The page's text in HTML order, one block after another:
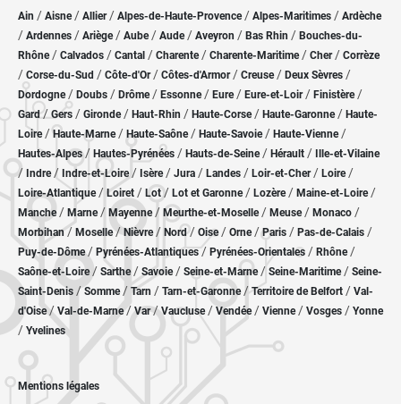
Ain / Aisne/ Allier/ Alpes-de-Haute-Provence / Alpes-Maritimes / Ardèche
/ Ardennes / Ariège/ Aube/ Aude / Aveyron / Bas Rhin / Bouches-du-
Rhône/ Calvados / Cantal / Charente / Charente-Maritime/ Cher / Corrèze
/ Corse-du-Sud / Côte-d'Or / Côtes-d'Armor/ Creuse/ Deux Sèvres /
Dordogne/ Doubs / Drôme/ Essonne / Eure/ Eure-et-Loir / Finistère/
Gard/ Gers / Gironde/ Haut-Rhin / Haute-Corse/ Haute-Garonne/ Haute-
Loire/Haute-Marne/ Haute-Saône/ Haute-Savoie/ Haute-Vienne/
Hautes-Alpes/ Hautes-Pyrénées / Hauts-de-Seine/ Hérault / Ille-et-Vilaine
/ Indre/ Indre-et-Loire/ Isère/ Jura / Landes / Loir-et-Cher/ Loire/
Loire-Atlantique/ Loiret / Lot/ Lot et Garonne/ Lozère / Maine-et-Loire/
Manche/ Marne/ Mayenne/ Meurthe-et-Moselle/ Meuse/ Monaco /
Morbihan/ Moselle/ Nièvre / Nord/ Oise / Orne/Paris / Pas-de-Calais /
Puy-de-Dôme/ Pyrénées-Atlantiques / Pyrénées-Orientales / Rhône/
Saône-et-Loire/ Sarthe/ Savoie/ Seine-et-Marne/ Seine-Maritime/ Seine-
Saint-Denis /Somme/ Tarn / Tarn-et-Garonne/Territoire de Belfort / Val-
d'Oise/ Val-de-Marne/Var/Vaucluse/ Vendée/ Vienne/ Vosges / Yonne
/ Yvelines
Mentions légales